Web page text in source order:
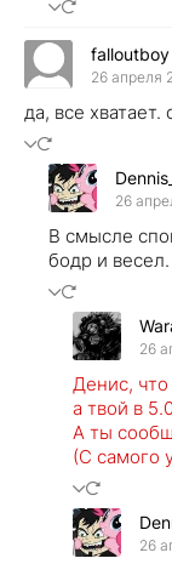
falloutboy
26 апреля
да, все
26
В смысле
бодр и весел.
26
Денис,
а твой в
А ты
(С самого
26